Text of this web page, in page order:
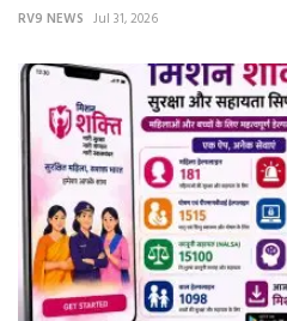
RV9 NEWS Jul 31, 2026